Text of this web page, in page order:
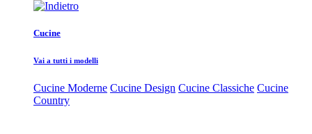
Cucine
Vai a tutti i modelli
Cucine Moderne Cucine Design Cucine Classiche Cucine
Country